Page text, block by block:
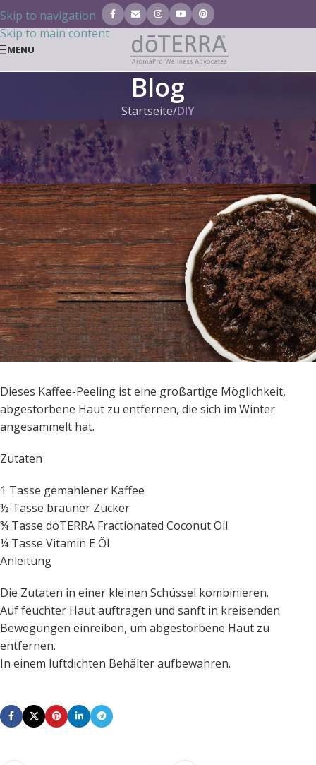
Skip to navigation
Skip to main content
MENU
Blog
Startseite/DIY
DOTERRA BLOG
Verjüngendes Kaffee-Peeling
Tanja TielenOn 7. Juli 2021
Dieses Kaffee-Peeling ist eine großartige Möglichkeit,
abgestorbene Haut zu entfernen, die sich im Winter
angesammelt hat.
Zutaten
1 Tasse gemahlener Kaffee
½ Tasse brauner Zucker
¾ Tasse doTERRA Fractionated Coconut Oil
¼ Tasse Vitamin E Öl
Anleitung
Die Zutaten in einer kleinen Schüssel kombinieren.
Auf feuchter Haut auftragen und sanft in kreisenden
Bewegungen einreiben, um abgestorbene Haut zu
entfernen.
In einem luftdichten Behälter aufbewahren.